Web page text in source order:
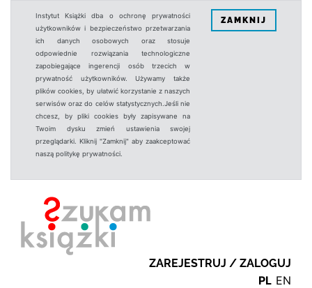
Instytut Książki dba o ochronę prywatności
użytkowników i bezpieczeństwo przetwarzania
ich danych osobowych oraz stosuje
odpowiednie rozwiązania technologiczne
zapobiegające ingerencji osób trzecich w
prywatność użytkowników. Używamy także
plików cookies, by ułatwić korzystanie z naszych
serwisów oraz do celów statystycznych.Jeśli nie
chcesz, by pliki cookies były zapisywane na
Twoim dysku zmień ustawienia swojej
przeglądarki. Kliknij "Zamknij" aby zaakceptować
naszą politykę prywatności.
ZAMKNIJ
ZAREJESTRUJ / ZALOGUJ
PL EN